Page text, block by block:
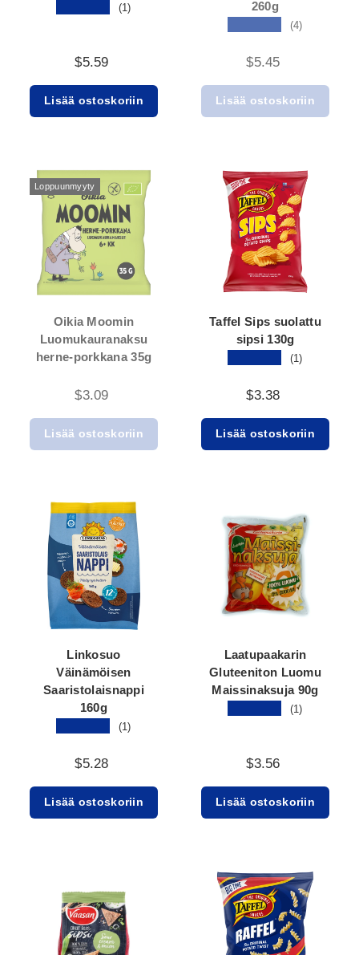
(1)
$5.59
Lisää ostoskoriin
260g
(4)
$5.45
Lisää ostoskoriin
Loppuunmyyty
Oikia Moomin
Luomukauranaksu
herne-porkkana 35g
$3.09
Lisää ostoskoriin
Taffel Sips suolattu
sipsi 130g
(1)
$3.38
Lisää ostoskoriin
Linkosuo
Väinämöisen
Saaristolaisnappi
160g
(1)
$5.28
Lisää ostoskoriin
Laatupaakarin
Gluteeniton Luomu
Maissinaksuja 90g
(1)
$3.56
Lisää ostoskoriin